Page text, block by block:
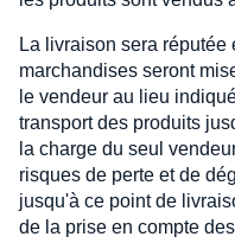
La livraison sera
marchandises seront
le vendeur au lieu
transport des produits
la charge du seul
risques de perte et de
jusqu'à ce point de
de la prise en compte